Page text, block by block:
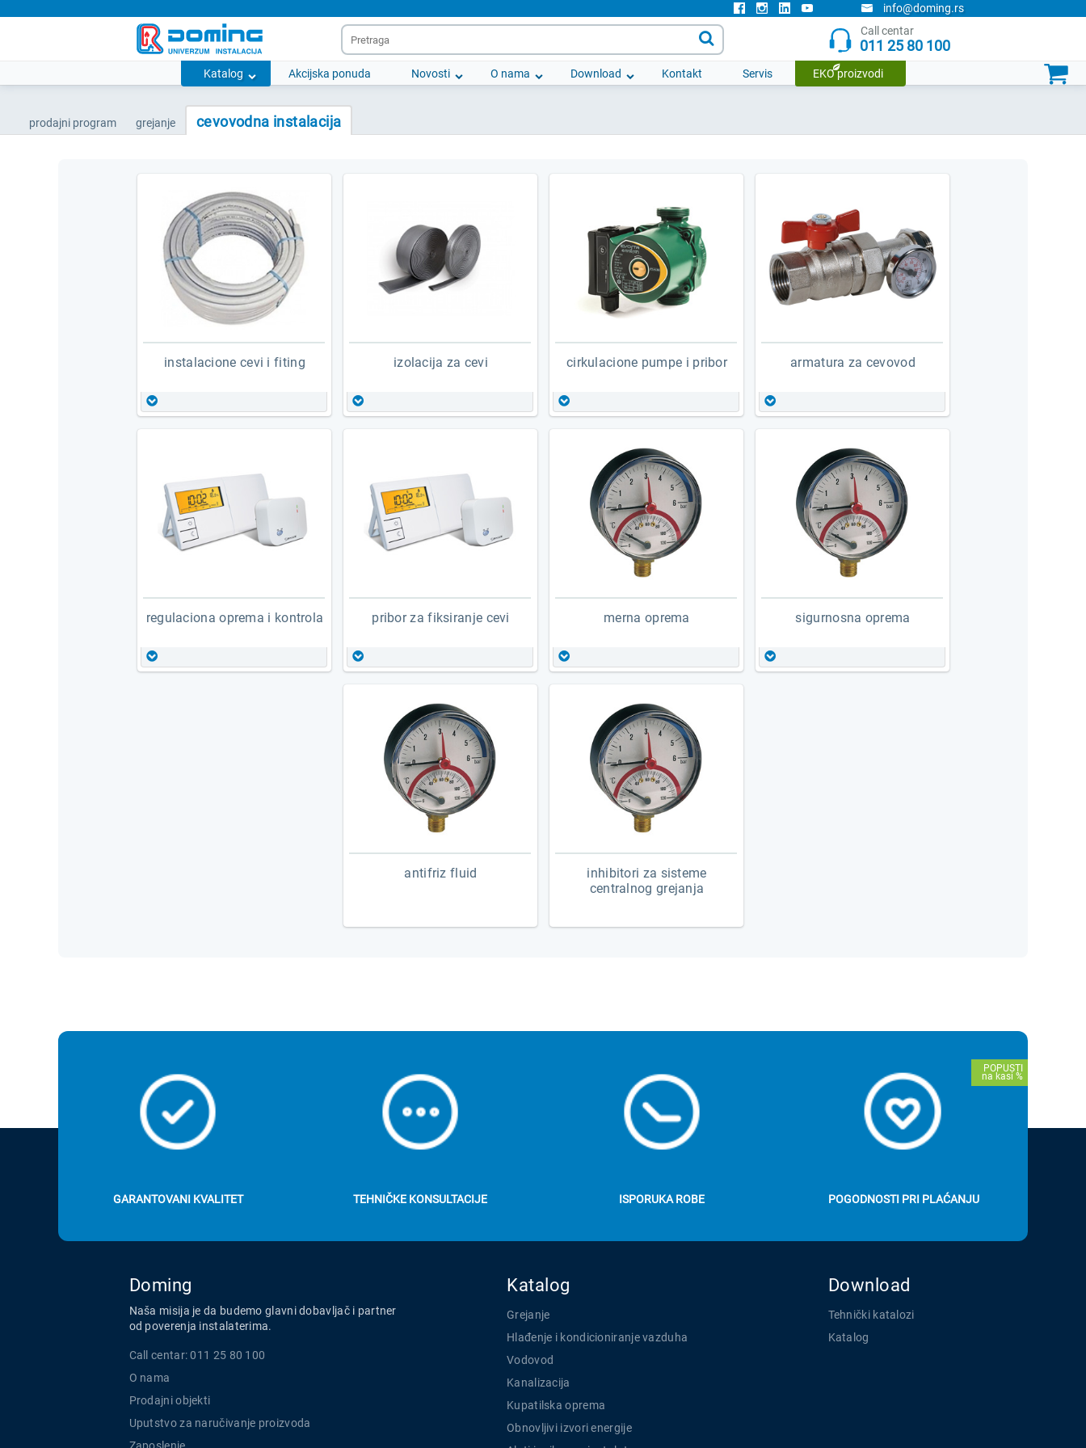
info@doming.rs
Call centar
011 25 80 100
Katalog Akcijska ponuda Novosti O nama Download Kontakt Servis EKO proizvodi


prodajni program grejanje cevovodna instalacija
instalacione cevi i fiting
al-pex i al-pert cevi i fiting
pex i pert cevi i fiting
čelične cevi i fiting
inox cevi i press fiting
izolacija za cevi
bužir creva
pribor za izolaciju cevi
cirkulacione pumpe i pribor
cirkulacione prirubničke pumpe
centrifugalne prirubničke pumpe
pribor za pumpe
kompenzatori vibracija
pribor za pumpe - ostalo
armatura za cevovod
kuglasti ventili za gas
radijatorski ventili
razdelnici i pribor
šiber ventili
zaustavni ventili
balansni ventili sa navojem
prestrujni-regulacioni ventil
hvatači nečistoće i nepovratni
regulaciona oprema i kontrola pribor za fiksiranje cevi
držači cevi i rozetne
vijčana roba
ostali pribor za fiksiranje cevi
merna oprema
termo-manometar
merni instrumenti - ostalo
sigurnosna oprema
antifriz fluid
inhibitori za sisteme
centralnog grejanja
GARANTOVANI KVALITET TEHNIČKE KONSULTACIJE ISPORUKA ROBE POGODNOSTI PRI PLAĆANJU
Doming
Naša misija je da budemo glavni dobavljač i partner
od poverenja instalaterima.
Call centar: 011 25 80 100
O nama
Prodajni objekti
Uputstvo za naručivanje proizvoda
Katalog
Grejanje
Hlađenje i kondicioniranje vazduha
Vodovod
Kanalizacija
Kupatilska oprema
Obnovljivi izvori energije
Download
Tehnički katalozi
Katalog
Doming narudzbenica
Trenutno nemate ni jedan proizvod u listi.